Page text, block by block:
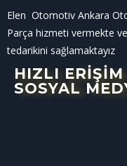
Elen Otomotiv Ankara
Parça hizmeti vermekte
tedarikini sağlamaktayız
HIZLI ERİŞİM
SOSYAL